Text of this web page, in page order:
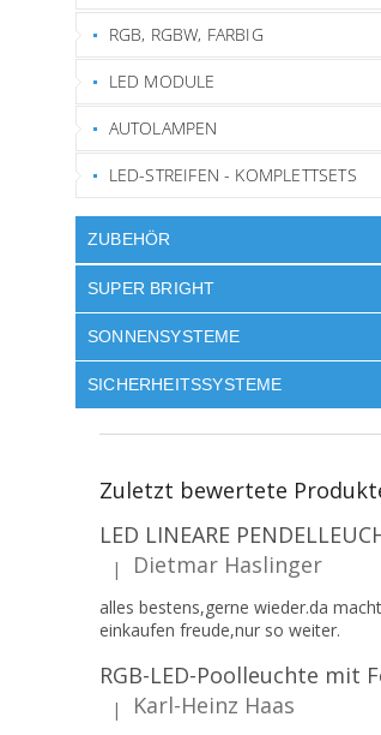
RGB, RGBW, FARBIG
LED MODULE
AUTOLAMPEN
LED-STREIFEN - KOMPLETTSETS
ZUBEHÖR
SUPER BRIGHT
SONNENSYSTEME
SICHERHEITSSYSTEME
Zuletzt bewertete
Die Produktbewertung beträgt 5 von
| Dietmar Haslinger
alles bestens,gerne wieder.da macht
einkaufen freude,nur so weiter.
Die Produktbewertung beträgt 5 von
| Karl-Heinz Haas